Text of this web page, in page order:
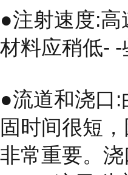
●注射速度:高
材料应稍低- -
●流道和浇口:
固时间很短
非常重要。